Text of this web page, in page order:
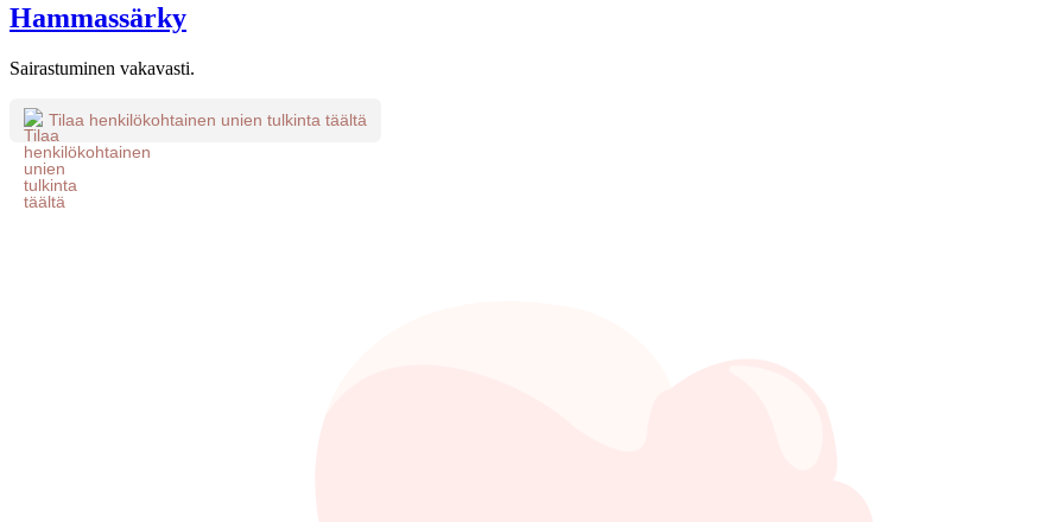
Hammassärky
Sairastuminen vakavasti.
Tilaa henkilökohtainen unien tulkinta täältä